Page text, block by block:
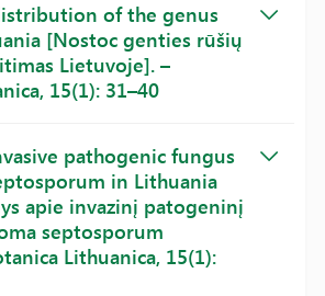
of the genus
[Nostoc genties rūšių
Lietuvoje]. –
15(1): 31–40
pathogenic fungus
in Lithuania
apie invazinį patogeninį
septosporum
Lithuanica, 15(1):